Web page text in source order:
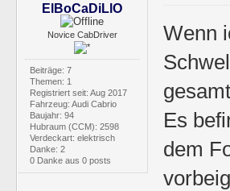
ElBoCaDiLlO
Novice CabDriver
Beiträge: 7
Themen: 1
Registriert seit: Aug 2017
Fahrzeug: Audi Cabrio
Baujahr: 94
Hubraum (CCM): 2598
Verdeckart: elektrisch
Danke: 2
0 Danke aus 0 posts
Wenn
Es
dem